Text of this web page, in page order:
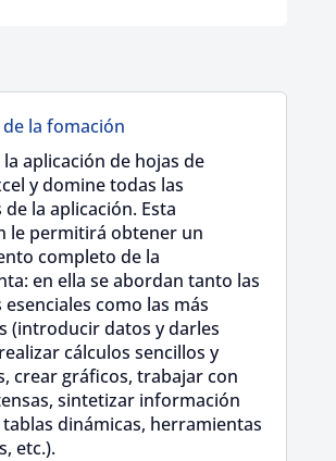
la fomación
aplicación de hojas de
y domine todas las
la aplicación. Esta
le permitirá obtener un
completo de la
en ella se abordan tanto las
como las más
(introducir datos y darles
cálculos sencillos y
crear gráficos, trabajar con
sintetizar información
dinámicas, herramientas
etc.).